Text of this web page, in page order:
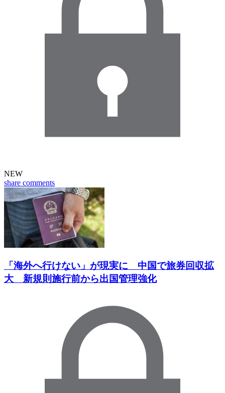
NEW
share comments
「海外へ行けない」が現実に 中国で旅券回収拡
大 新規則施行前から出国管理強化